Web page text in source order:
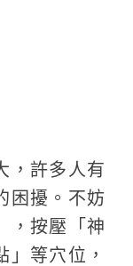
，許多人有
困擾。不妨
，按壓「神
」等穴位，